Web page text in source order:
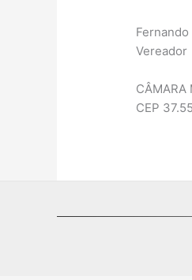
Vereador
CÂMARA
CEP